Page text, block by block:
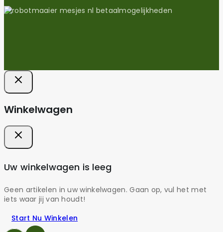
Winkelwagen
Uw winkelwagen is leeg
Geen artikelen in uw winkelwagen. Gaan op, vul het met
iets waar jij van houdt!
Start Nu Winkelen